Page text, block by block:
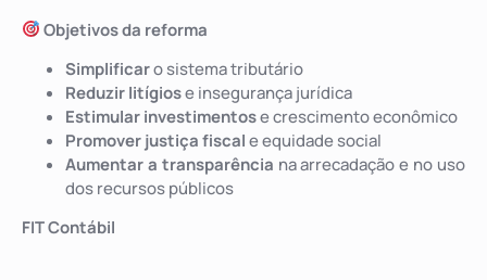
Objetivos da reforma
Simplificaro sistema tributário
Reduzir litígiose insegurança jurídica
Estimular investimentose crescimento econômico
Promover justiça fiscale equidade social
Aumentar a transparência na arrecadação e no uso
dos recursos públicos
FIT Contábil